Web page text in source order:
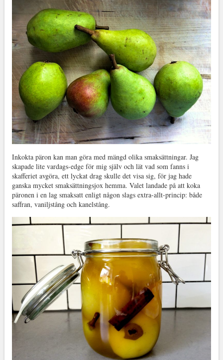
Inkokta päron kan man göra med mängd olika smaksättningar. Jag
skapade lite vardags-edge för mig själv och lät vad som fanns i
skafferiet avgöra, ett lyckat drag skulle det visa sig, för jag hade
ganska mycket smaksättningsjox hemma. Valet landade på att koka
päronen i en lag smaksatt enligt någon slags extra-allt-princip: både
saffran, vaniljstång och kanelstång.